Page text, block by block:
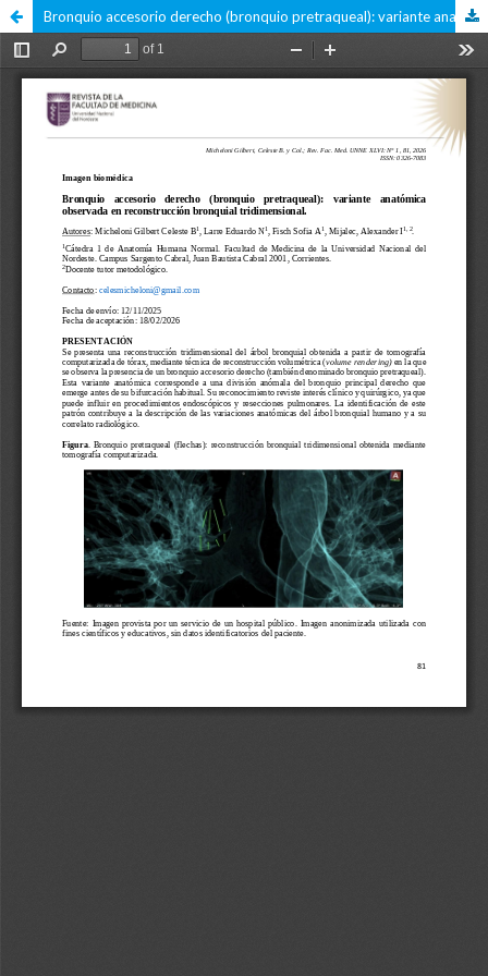
Bronquio accesorio derecho (bronquio pretraqueal): variante anatómica observada en reconstrucción bronquial tridimensional.